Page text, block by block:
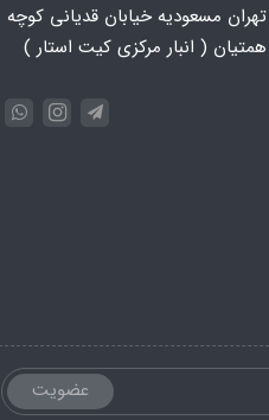
تهران مسعودیه خیابان قدیانی کوچه
همتیان ( انبار مرکزی کیت استار )
عضویت